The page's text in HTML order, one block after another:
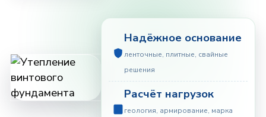
Надёжное основание
ленточные, плитные, свайные
решения
Расчёт нагрузок
геология, армирование, марка